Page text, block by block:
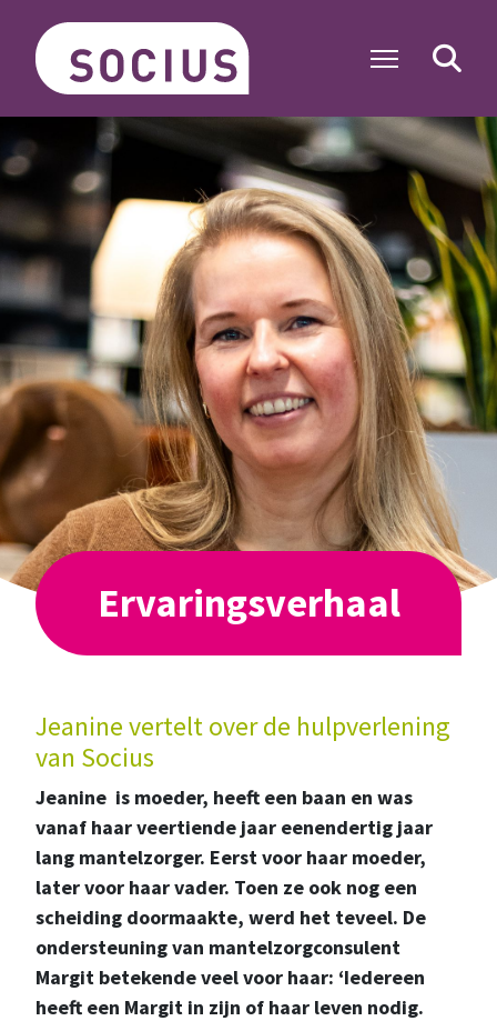
Ervaringsverhaal
Jeanine vertelt over de hulpverlening
van Socius
Jeanine is moeder, heeft een baan en was
vanaf haar veertiende jaar eenendertig jaar
lang mantelzorger. Eerst voor haar moeder,
later voor haar vader. Toen ze ook nog een
scheiding doormaakte, werd het teveel. De
ondersteuning van mantelzorgconsulent
Margit betekende veel voor haar: ‘Iedereen
heeft een Margit in zijn of haar leven nodig.